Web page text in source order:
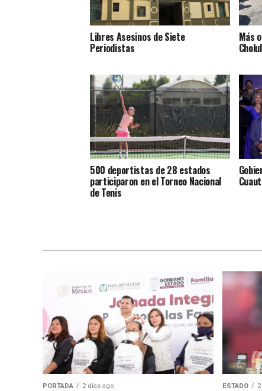
Libres Asesinos de Siete
Periodistas
Más
500 deportistas de 28 estados
participaron en el Torneo Nacional
de Tenis
PORTADA 2 días ago ESTADO